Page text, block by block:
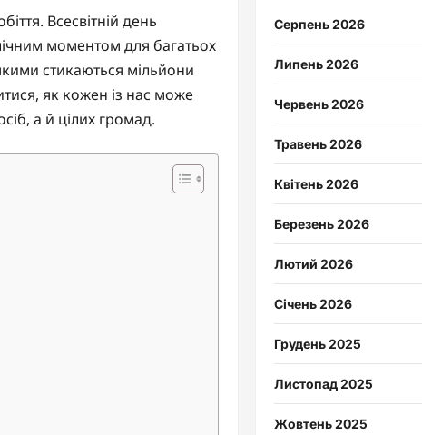
Всесвітній день
моментом для багатьох
стикаються мільйони
як кожен із нас може
а й цілих громад.
Серпень 2026
Липень 2026
Червень 2026
Травень 2026
Квітень 2026
Березень 2026
Лютий 2026
Січень 2026
Грудень 2025
Листопад 2025
Жовтень 2025